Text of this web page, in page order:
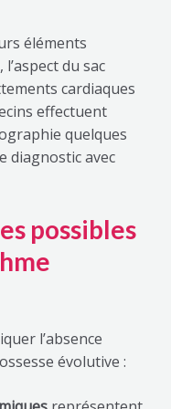
éléments
du sac
cardiaques
effectuent
quelques
diagnostic avec
possibles
l’absence
évolutive :